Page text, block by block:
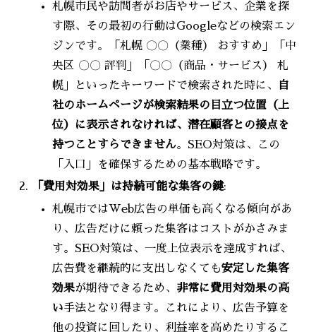
札幌市民や訪問者がお店やサービス、企業を探
す際、その最初の行動はGoogleなどの検索エン
ジンです。「札幌 〇〇（業種） おすすめ」「中
央区 〇〇 評判」「〇〇（商品・サービス） 札
幌」といったキーワードで検索された時に、
自
社のホームページが検索結果の目立つ位置（上
位）に表示されなければ、潜在顧客との接点を
持つことすらできません。SEO対策は、この
「入口」を確保するための基本戦略です。
「費用対効果」は持続可能な集客の鍵:
札幌市ではWeb広告の単価も高くなる傾向があ
り、広告だけに頼った集客はコストがかさみま
す。SEO対策は、一度上位表示を達成すれば、
広告費を継続的に支出しなくても安定した集客
効果が期待できるため、 非常に費用対効果の高
い手法となり得ます。これにより、広告予算を
他の投資に回したり、利益率を高めたりするこ